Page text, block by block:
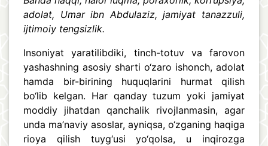
adolat, Umar ibn Abdulaziz, jamiyat tanazzuli,
ijtimoiy tengsizlik.
Insoniyat yaratilibdiki, tinch-totuv va farovon
yashashning asosiy sharti o‘zaro ishonch, adolat
hamda bir-birining huquqlarini hurmat qilish
bo‘lib kelgan. Har qanday tuzum yoki jamiyat
moddiy jihatdan qanchalik rivojlanmasin, agar
unda ma’naviy asoslar, ayniqsa, o‘zganing haqiga
rioya qilish tuyg‘usi yo‘qolsa, u inqirozga